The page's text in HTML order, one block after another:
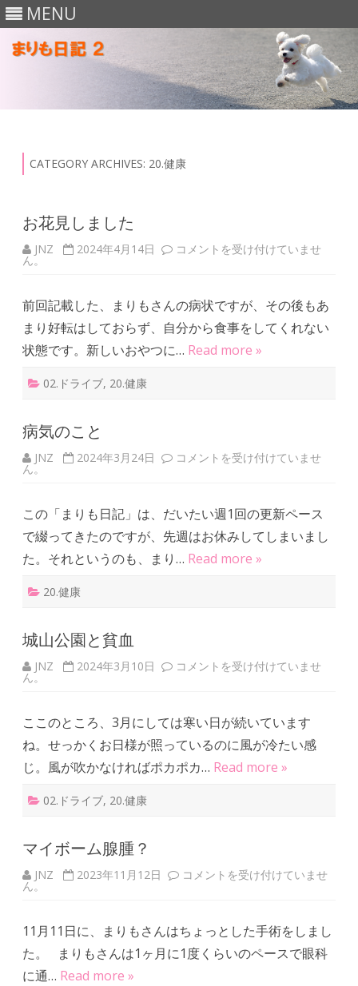
MENU
CATEGORY ARCHIVES: 20.健康
お花見しました
JNZ 2024年4月14日 お
し
は
コメントを受け付けていませ
ん。
前回記載した、まりもさんの病状ですが、その後もあ
まり好転はしておらず、自分から食事をしてくれない
状態です。新しいおやつに… Read more »
02.ドライブ, 20.健康
病気のこと
JNZ 2024年3月24日 病
は
コメントを受け付けていませ
ん。
この「まりも日記」は、だいたい週1回の更新ペース
で綴ってきたのですが、先週はお休みしてしまいまし
た。それというのも、まり… Read more »
20.健康
城山公園と貧血
JNZ 2024年3月10日 城
貧
血
は
コメントを受け付けていませ
ん。
ここのところ、3月にしては寒い日が続いています
ね。せっかくお日様が照っているのに風が冷たい感
じ。風が吹かなければポカポカ… Read more »
02.ドライブ, 20.健康
マイボーム腺腫？
JNZ 2023年11月12日 マ
腺
腫
？
は
コメントを受け付けていませ
ん。
11月11日に、まりもさんはちょっとした手術をしまし
た。 まりもさんは1ヶ月に1度くらいのペースで眼科
に通… Read more »